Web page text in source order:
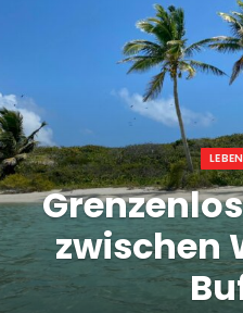
zwischen